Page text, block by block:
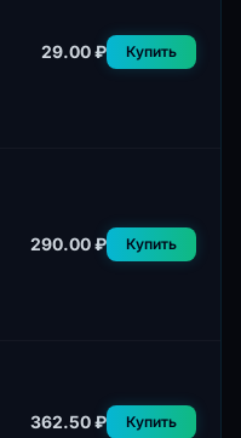
29.00 ₽ Купить
290.00 ₽ Купить
362.50 ₽ Купить